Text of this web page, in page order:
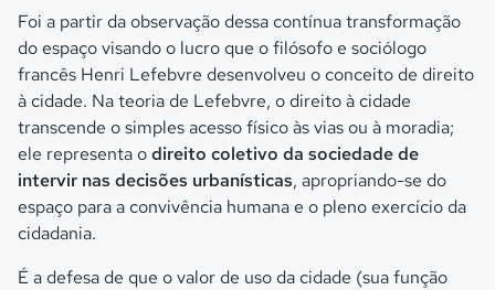
Foi a partir da observação dessa contínua transformação
do espaço visando o lucro que o filósofo e sociólogo
francês Henri Lefebvre desenvolveu o conceito de direito
à cidade. Na teoria de Lefebvre, o direito à cidade
transcende o simples acesso físico às vias ou à moradia;
ele representa odireito coletivo da sociedade de
intervir nas decisões urbanísticas, apropriando-se do
espaço para a convivência humana e o pleno exercício da
cidadania.
É a defesa de que o valor de uso da cidade (sua função